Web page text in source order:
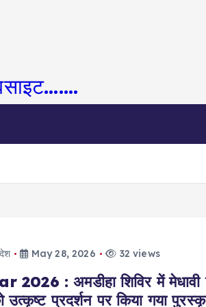
May 28, 2026 32 views
: अमडीहा शिविर में मेधावी
प्रदर्शन पर किया गया